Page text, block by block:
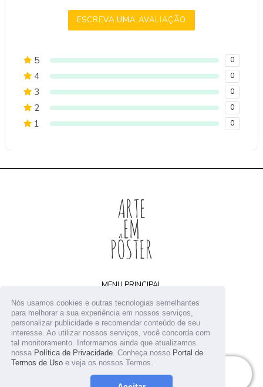
Nós usamos cookies e outras tecnologias semelhantes
para melhorar a sua experiência em nossos serviços,
personalizar publicidade e recomendar conteúdo de seu
interesse. Ao utilizar nossos serviços, você concorda com
tal monitoramento. Informamos ainda que atualizamos
nossa Política de Privacidade . Conheça nosso Portal de
Termos de Uso e veja os nossos Termos.
ADICIONAR AO CARRINHO
ESCREVA UMA AVALIAÇÃO
5 0
4 0
3 0
2 0
1 0
MENU PRINCIPAL
Home
Arquivos digitais
Receba novidades
Contato